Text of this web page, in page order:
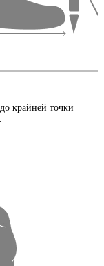
крайней точки